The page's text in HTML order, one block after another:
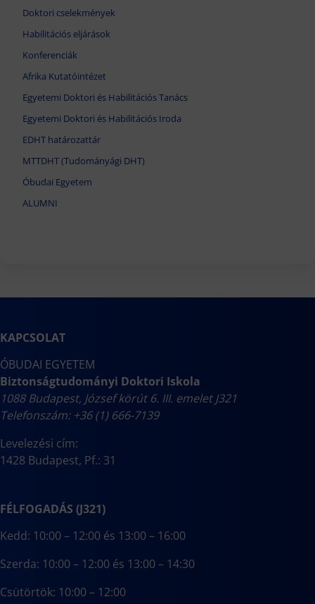
Doktori cselekmények
Habilitációs eljárások
Konferenciák
Afrika Kutatóintézet
Egyetemi Doktori és Habilitációs Tanács
Egyetemi Doktori és Habilitációs Iroda
EDHT határozattár
MTTDHT (Tudományági DHT)
Óbudai Egyetem
ALUMNI
KAPCSOLAT
ÓBUDAI EGYETEM
Biztonságtudományi Doktori Iskola
1088 Budapest, József körút 6. III. emelet J321
Telefonszám: +36 (1) 666-7139
Levelezési cím:
1428 Budapest, Pf.: 31
FÉLFOGADÁS (J321)
Kedd: 10:00 – 12:00 és 13:00 – 16:00
Szerda: 10:00 – 12:00 és 13:00 – 14:30
Csütörtök: 10:00 – 12:00